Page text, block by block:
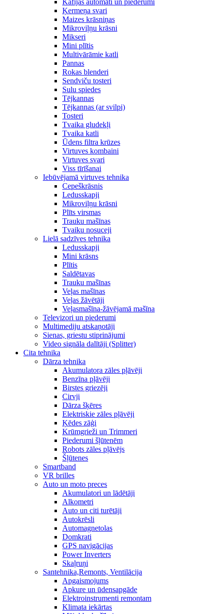
Kafijas automāti un piederumi
Ķermeņa svari
Maizes krāsniņas
Mikroviļņu krāsni
Mikseri
Mini plītis
Multivārāmie katli
Pannas
Rokas blenderi
Sendviču tosteri
Sulu spiedes
Tējkannas
Tējkannas (ar svilpi)
Tosteri
Tvaika gludekļi
Tvaika katli
Ūdens filtra krūzes
Virtuves kombaini
Virtuves svari
Viss tīrīšanai
Iebūvējamā virtuves tehnika
Cepeškrāsnis
Ledusskapji
Mikroviļņu krāsni
Plīts virsmas
Trauku mašīnas
Tvaiku nosuceji
Lielā sadzīves tehnika
Ledusskapji
Mini krāsns
Plītis
Saldētavas
Trauku mašīnas
Veļas mašīnas
Veļas žāvētāji
Veļasmašīna-žāvējamā mašīna
Televizori un piederumi
Multimediju atskaņotāji
Sienas, griestu stiprinājumi
Video signāla dalītāji (Splitter)
Cita tehnika
Dārza tehnika
Akumulatora zāles pļāvēji
Benzīna pļāvēji
Birstes griezēji
Cirvji
Dārza šķēres
Elektriskie zāles pļāvēji
Ķēdes zāģi
Krūmgrieži un Trimmeri
Piederumi šļūtenēm
Robots zāles pļāvējs
Šļūtenes
Smartband
VR brilles
Auto un moto preces
Akumulatori un lādētāji
Alkometri
Auto un citi turētāji
Autokrēsli
Automagnetolas
Domkrati
GPS navigācijas
Power Inverters
Skaļruņi
Santehnika,Remonts, Ventilācija
Apgaismojums
Apkure un ūdensapgāde
Elektroinstrumenti remontam
Klimata iekārtas